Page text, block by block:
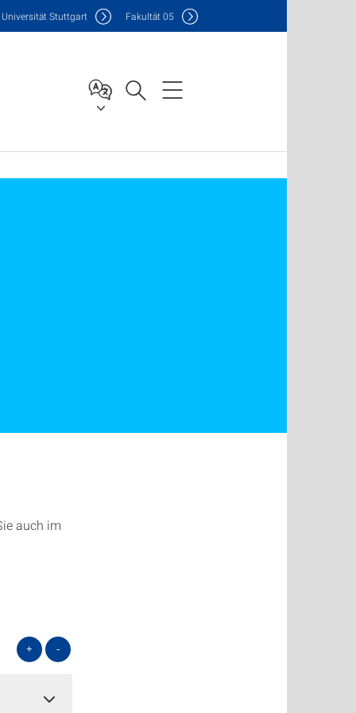
Universität Stuttgart Fakultät05
auch im
+ -